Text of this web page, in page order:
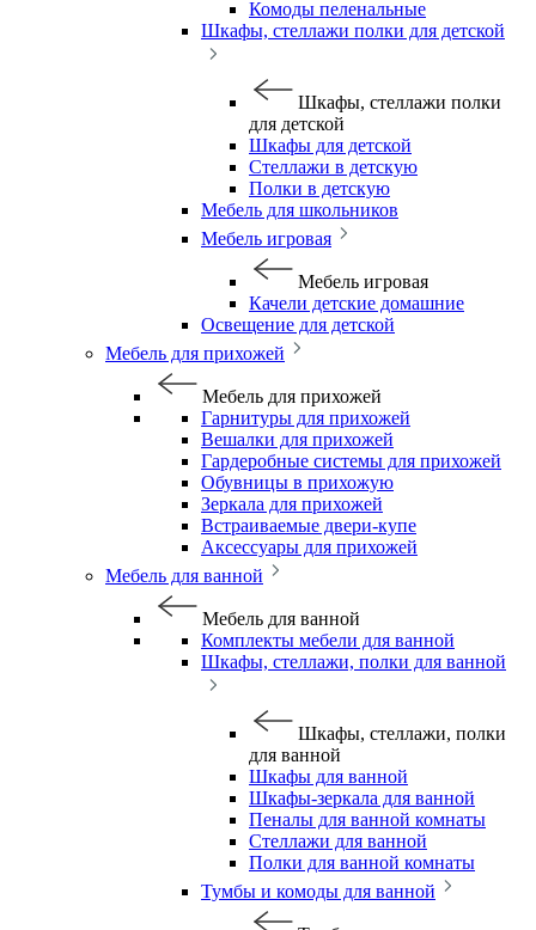
Комоды пеленальные
Шкафы, стеллажи полки для детской
Шкафы, стеллажи полки
для детской
Шкафы для детской
Стеллажи в детскую
Полки в детскую
Мебель для школьников
Мебель игровая
Мебель игровая
Качели детские домашние
Освещение для детской
Мебель для прихожей
Мебель для прихожей
Гарнитуры для прихожей
Вешалки для прихожей
Гардеробные системы для прихожей
Обувницы в прихожую
Зеркала для прихожей
Встраиваемые двери-купе
Аксессуары для прихожей
Мебель для ванной
Мебель для ванной
Комплекты мебели для ванной
Шкафы, стеллажи, полки для ванной
Шкафы, стеллажи, полки
для ванной
Шкафы для ванной
Шкафы-зеркала для ванной
Пеналы для ванной комнаты
Стеллажи для ванной
Полки для ванной комнаты
Тумбы и комоды для ванной